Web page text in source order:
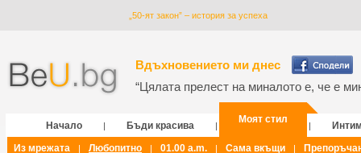
„50-ят закон” – история за успеха
Вдъхновението ми днес
“Цялата прелест на миналото е, че е
Начало | Бъди красива |
Моят стил
|
Из мрежата
| Любопитно | 01.00 a.m. | Сама вкъщи |